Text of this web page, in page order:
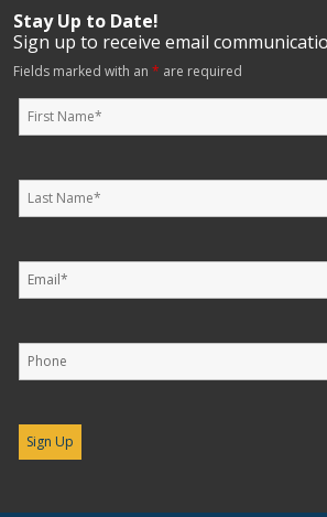
Stay Up to Date!
Sign up to receive email
Fields marked with an * are required